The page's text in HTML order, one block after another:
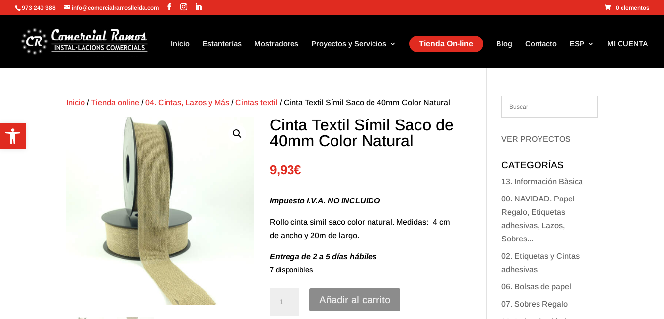
Abrir barra de herramientas
973 240 388 info@comercialramoslleida.com 0 elementos
Inicio Estanterías Mostradores Proyectos y Servicios Tienda On-line Blog Contacto ESP MI CUENTA
Inicio /Tienda online /04. Cintas, Lazos y Más /Cintas textil / Cinta Textil Símil Saco de 40mm Color Natural
Cinta Textil Símil Saco de
40mm Color Natural
9,93€
Impuesto I.V.A. NO INCLUIDO
Rollo cinta simil saco color natural. Medidas: 4 cm
de ancho y 20m de largo.
Entrega de 2 a 5 días hábiles
7 disponibles
Añadir al carrito
VER PROYECTOS
CATEGORÍAS
13. Información Bàsica
00. NAVIDAD. Papel
Regalo, Etiquetas
adhesivas, Lazos,
Sobres...
02. Etiquetas y Cintas
adhesivas
06. Bolsas de papel
07. Sobres Regalo